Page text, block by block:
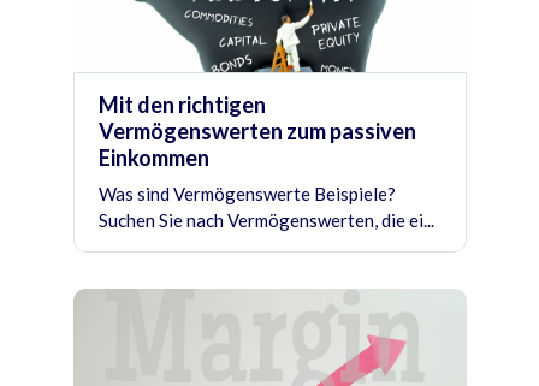
Mit den richtigen
Vermögenswerten zum passiven
Einkommen
Was sind Vermögenswerte Beispiele?
Suchen Sie nach Vermögenswerten, die ei...